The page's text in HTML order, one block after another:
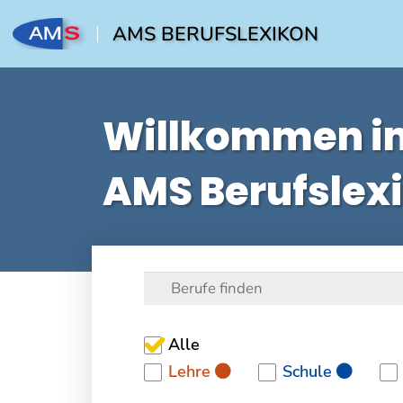
AMS BERUFSLEXIKON
Willkommen
AMS
Alle
Lehre
Schule